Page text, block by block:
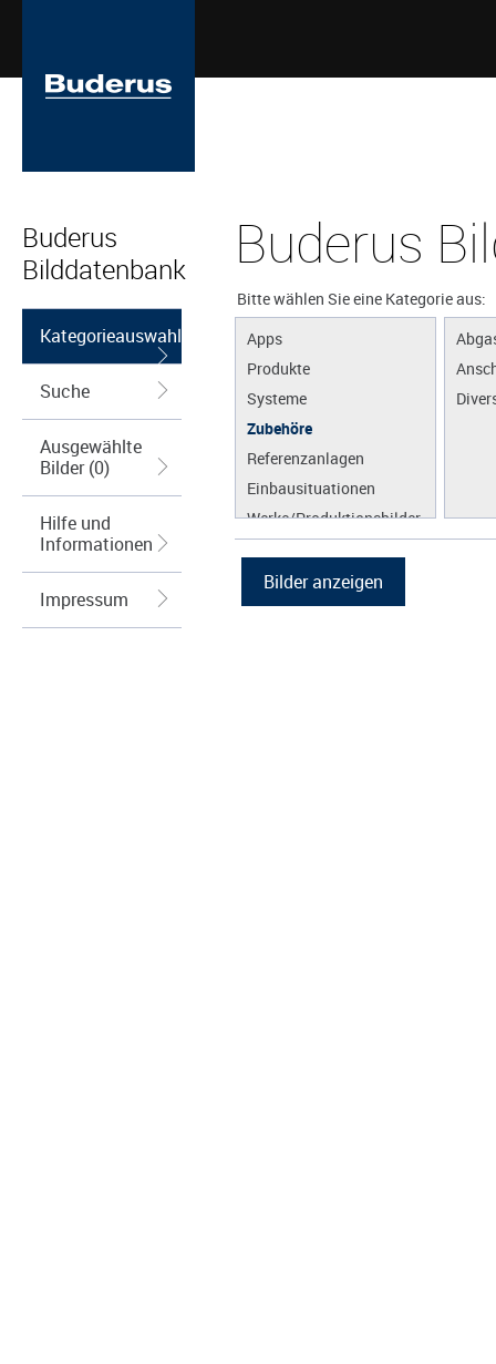
Buderus
Bilddatenbank
Kategorieauswahl
Suche
Ausgewählte
Bilder (0)
Hilfe und
Informationen
Impressum
Buderus
Bitte wählen Sie eine Kategorie aus:
Apps
Produkte
Systeme
Zubehöre
Referenzanlagen
Einbausituationen
Werke/Produktionsbilder
Grafiken